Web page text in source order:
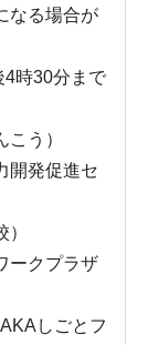
なる場合が
4時30分まで
う）
開発促進セ
ークプラザ
しごとフ